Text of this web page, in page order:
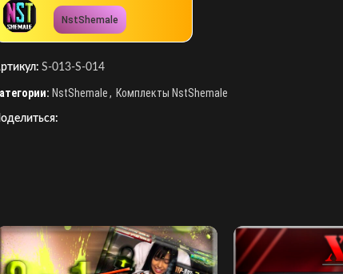
NstShemale
S-013-S-014
NstShemale, Комплекты NstShemale